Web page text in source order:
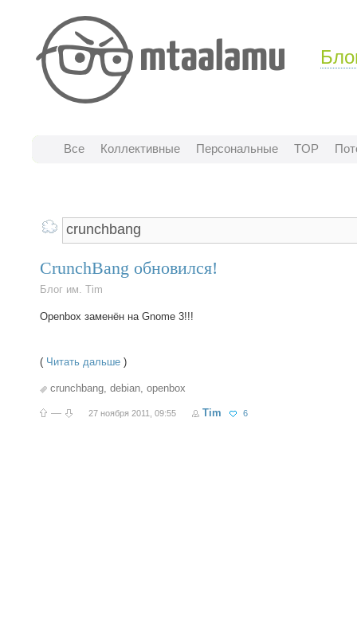
Все Коллективные Персональные TOP
CrunchBang обновился!
Блог им. Tim
Openbox заменён на Gnome 3!!!
( Читать дальше )
crunchbang, debian, openbox
— 27 ноября 2011, 09:55 Tim 6